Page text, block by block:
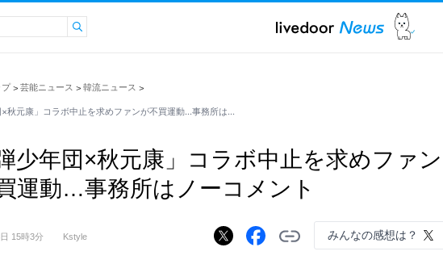
プ > 芸能ニュース > 韓流ニュース >
×秋元康」コラボ中止を求めファンが不買運動…事務所は…
少年団×秋元康」コラボ中止を求めファン
運動…事務所はノーコメント
15時3分 Kstyle みんなの感想は？